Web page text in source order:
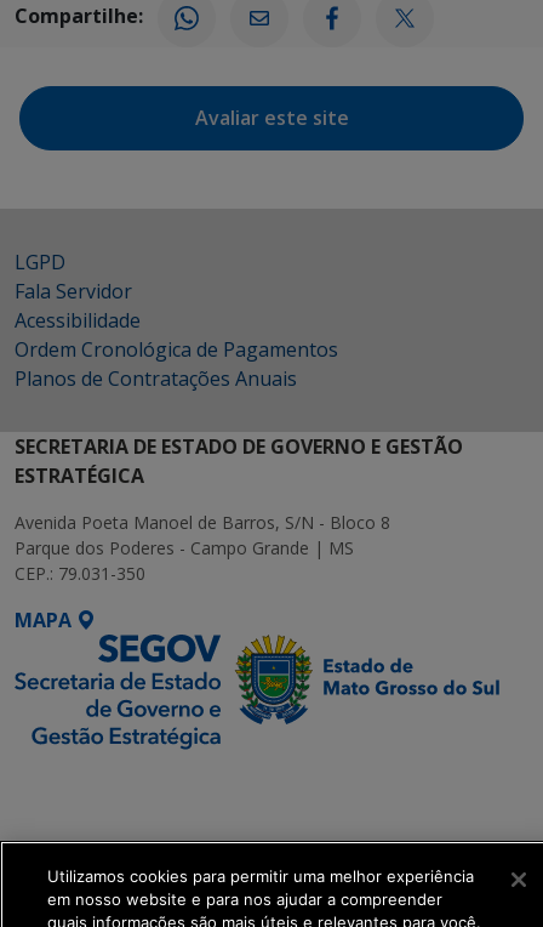
Compartilhe:
Avaliar este site
LGPD
Fala Servidor
Acessibilidade
Ordem Cronológica de Pagamentos
Planos de Contratações Anuais
SECRETARIA DE ESTADO DE GOVERNO E GESTÃO
ESTRATÉGICA
Avenida Poeta Manoel de Barros, S/N - Bloco 8
Parque dos Poderes - Campo Grande | MS
CEP.: 79.031-350
MAPA
Transformação Digital
get_footer();
Utilizamos cookies para permitir uma melhor experiência
em nosso website e para nos ajudar a compreender
quais informações são mais úteis e relevantes para você.